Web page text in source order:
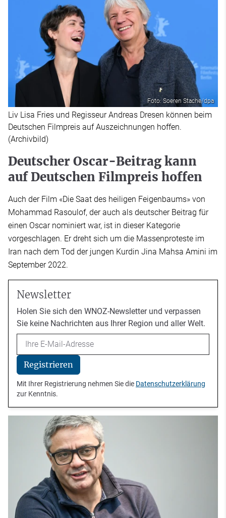
Foto: Soeren Stache/dpa
Liv Lisa Fries und Regisseur Andreas Dresen können beim
Deutschen Filmpreis auf Auszeichnungen hoffen.
(Archivbild)
Deutscher Oscar-Beitrag kann
auf Deutschen Filmpreis hoffen
Auch der Film «Die Saat des heiligen Feigenbaums» von
Mohammad Rasoulof, der auch als deutscher Beitrag für
einen Oscar nominiert war, ist in dieser Kategorie
vorgeschlagen. Er dreht sich um die Massenproteste im
Iran nach dem Tod der jungen Kurdin Jina Mahsa Amini im
September 2022.
Newsletter
Holen Sie sich den WNOZ-Newsletter und verpassen
Sie keine Nachrichten aus Ihrer Region und aller Welt.
Email
Registrieren
Mit Ihrer Registrierung nehmen Sie die Datenschutzerklärung
zur Kenntnis.